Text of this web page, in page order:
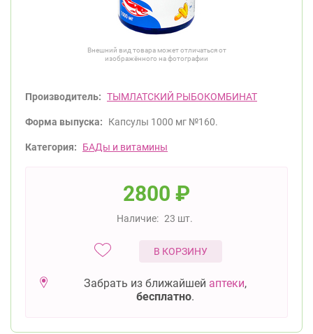
Внешний вид товара может отличаться от
изображённого на фотографии
Производитель: ТЫМЛАТСКИЙ РЫБОКОМБИНАТ
Форма выпуска: Капсулы 1000 мг №160.
Категория: БАДы и витамины
2800 ₽
Наличие: 23 шт.
В КОРЗИНУ
Забрать из ближайшей аптеки,
бесплатно.